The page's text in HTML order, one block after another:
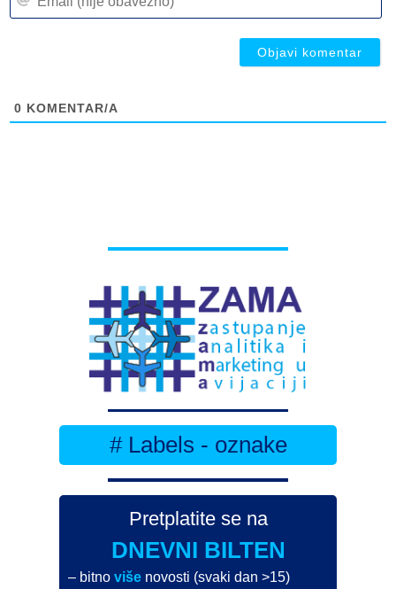
0 KOMENTAR/A
# Labels - oznake
Pretplatite se na
DNEVNI BILTEN
– bitnoviše novosti (svaki dan >15)